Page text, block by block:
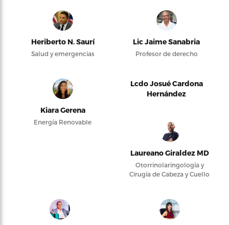
Heriberto N. Saurí
Salud y emergencias
Lic Jaime Sanabria
Profesor de derecho
Kiara Gerena
Energía Renovable
Lcdo Josué Cardona
Hernández
Laureano Giraldez MD
Otorrinolaringología y
Cirugía de Cabeza y Cuello